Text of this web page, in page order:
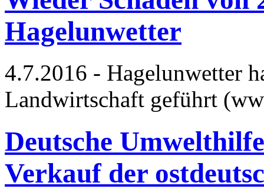
Hagelunwetter
4.7.2016 - Hagelunwetter
Landwirtschaft geführt
Deutsche
Verkauf der